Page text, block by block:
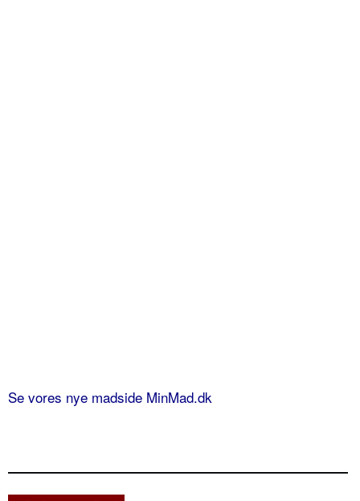
Se vores nye madside MinMad.dk